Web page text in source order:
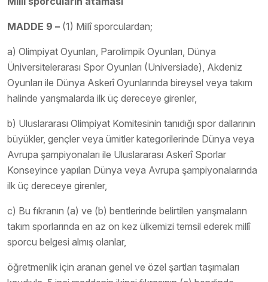
MADDE 9 – (1) Millî sporculardan;
a) Olimpiyat Oyunları, Parolimpik Oyunları, Dünya
Üniversitelerarası Spor Oyunları (Universiade), Akdeniz
Oyunları ile Dünya Askerî Oyunlarında bireysel veya takım
halinde yarışmalarda ilk üç dereceye girenler,
b) Uluslararası Olimpiyat Komitesinin tanıdığı spor dallarının
büyükler, gençler veya ümitler kategorilerinde Dünya veya
Avrupa şampiyonaları ile Uluslararası Askerî Sporlar
Konseyince yapılan Dünya veya Avrupa şampiyonalarında
ilk üç dereceye girenler,
c) Bu fıkranın (a) ve (b) bentlerinde belirtilen yarışmaların
takım sporlarında en az on kez ülkemizi temsil ederek millî
sporcu belgesi almış olanlar,
öğretmenlik için aranan genel ve özel şartları taşımaları